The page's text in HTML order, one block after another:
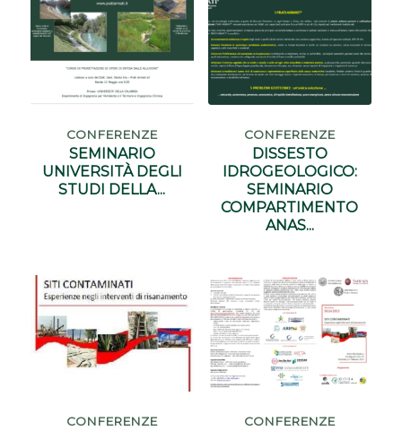
CONFERENZE
SEMINARIO
UNIVERSITÀ DEGLI
STUDI DELLA...
CONFERENZE
DISSESTO
IDROGEOLOGICO:
SEMINARIO
COMPARTIMENTO
ANAS...
CONFERENZE CONFERENZE